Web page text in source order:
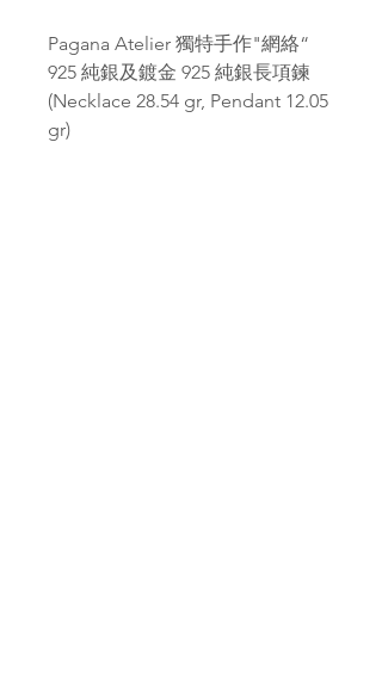
Pagana Atelier 獨特手作"網絡“
925 純銀及鍍金 925 純銀長項鍊
(Necklace 28.54 gr, Pendant 12.05
gr)